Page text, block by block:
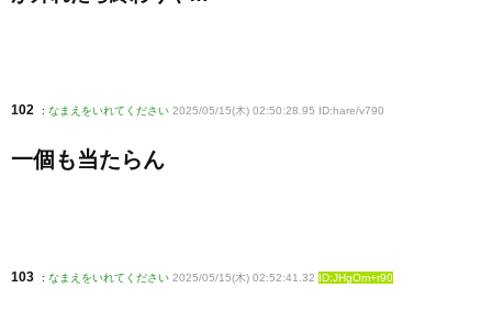
102 : なまえをいれてください 2025/05/15(木) 02:50:28.95 ID:hare/v790
一個も当たらん
103 : なまえをいれてください 2025/05/15(木) 02:52:41.32 ID:JHgOm+r90